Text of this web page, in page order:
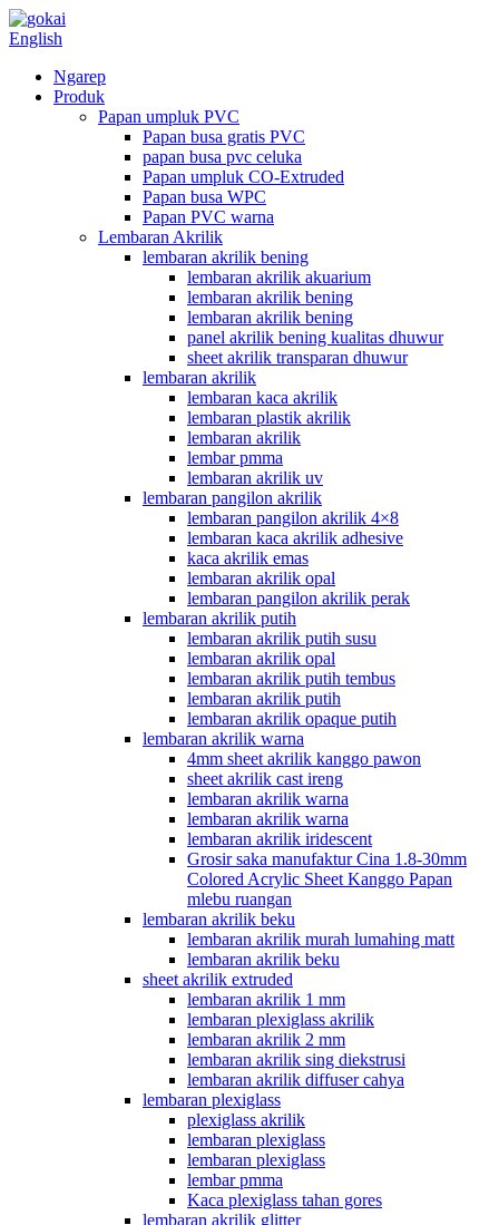
English
Ngarep
Produk
Papan umpluk PVC
Papan busa gratis PVC
papan busa pvc celuka
Papan umpluk CO-Extruded
Papan busa WPC
Papan PVC warna
Lembaran Akrilik
lembaran akrilik bening
lembaran akrilik akuarium
lembaran akrilik bening
lembaran akrilik bening
panel akrilik bening kualitas dhuwur
sheet akrilik transparan dhuwur
lembaran akrilik
lembaran kaca akrilik
lembaran plastik akrilik
lembaran akrilik
lembar pmma
lembaran akrilik uv
lembaran pangilon akrilik
lembaran pangilon akrilik 4×8
lembaran kaca akrilik adhesive
kaca akrilik emas
lembaran akrilik opal
lembaran pangilon akrilik perak
lembaran akrilik putih
lembaran akrilik putih susu
lembaran akrilik opal
lembaran akrilik putih tembus
lembaran akrilik putih
lembaran akrilik opaque putih
lembaran akrilik warna
4mm sheet akrilik kanggo pawon
sheet akrilik cast ireng
lembaran akrilik warna
lembaran akrilik warna
lembaran akrilik iridescent
Grosir saka manufaktur Cina 1.8-30mm
Colored Acrylic Sheet Kanggo Papan
mlebu ruangan
lembaran akrilik beku
lembaran akrilik murah lumahing matt
lembaran akrilik beku
sheet akrilik extruded
lembaran akrilik 1 mm
lembaran plexiglass akrilik
lembaran akrilik 2 mm
lembaran akrilik sing diekstrusi
lembaran akrilik diffuser cahya
lembaran plexiglass
plexiglass akrilik
lembaran plexiglass
lembaran plexiglass
lembar pmma
Kaca plexiglass tahan gores
lembaran akrilik glitter